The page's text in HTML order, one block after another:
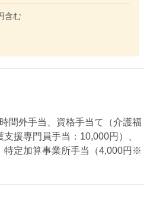
含む
間外手当、資格手当て（介護福
援専門員手当：10,000円）、
特定加算事業所手当（4,000円※